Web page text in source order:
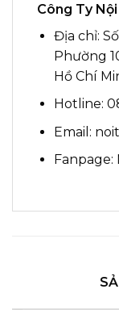
Công Ty
Địa chỉ:
Phường
Hồ Chí
Hotline:
Email:
Fanpage: